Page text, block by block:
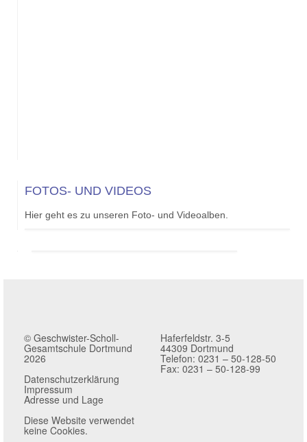
FOTOS- UND VIDEOS
Hier geht es zu unseren Foto- und Videoalben.
© Geschwister-Scholl-
Gesamtschule Dortmund
2026
Datenschutzerklärung
Impressum
Adresse und Lage
Diese Website verwendet
keine Cookies.
Haferfeldstr. 3-5
44309 Dortmund
Telefon: 0231 – 50-128-50
Fax: 0231 – 50-128-99